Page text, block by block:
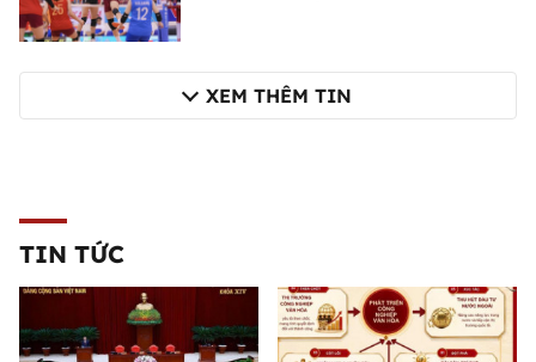
XEM THÊM TIN
TIN TỨC